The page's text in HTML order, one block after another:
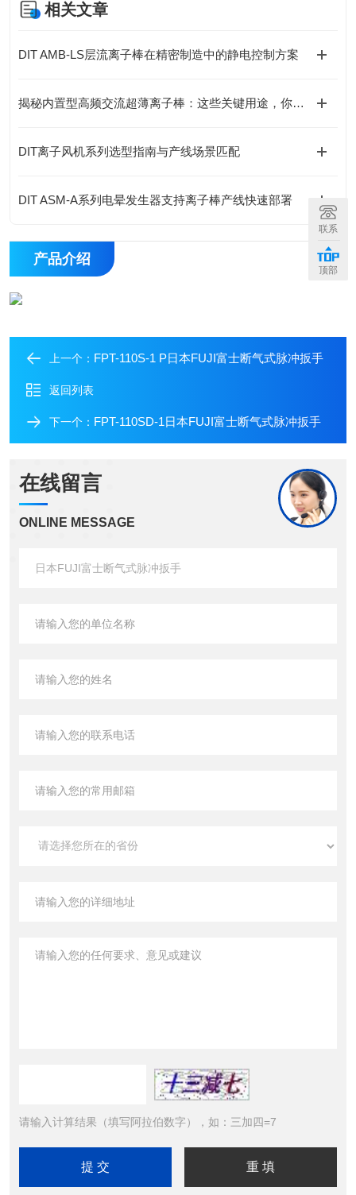
相关文章
DIT AMB-LS层流离子棒在精密制造中的静电控制方案
揭秘内置型高频交流超薄离子棒：这些关键用途，你可能还没了解！
DIT离子风机系列选型指南与产线场景匹配
DIT ASM-A系列电晕发生器支持离子棒产线快速部署
产品介绍
上一个： FPT-110S-1 P日本FUJI富士断气式脉冲扳手
返回列表
下一个： FPT-110SD-1日本FUJI富士断气式脉冲扳手
在线留言
ONLINE MESSAGE
请输入计算结果（填写阿拉伯数字），如：三加四=7
联系
顶部